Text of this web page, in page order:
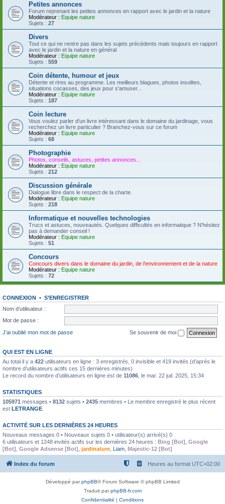
Petites annonces
Forum reprenant les petites annonces en rapport avec le jardin et la nature
Modérateur : Equipe nature
Sujets : 27
Divers
Tout ce qui ne rentre pas dans les sujets précédents mais toujours en rapport
avec le jardin et la nature en général
Modérateur : Equipe nature
Sujets : 559
Coin détente, humour et jeux
Détente et rires au programme. Les meilleurs blagues, photos insolites,
situations cocasses, des jeux pour s'amuser...
Modérateur : Equipe nature
Sujets : 187
Coin lecture
Vous voulez parler d'un livre intéressant dans le domaine du jardinage, vous
recherchez un livre particulier ? Branchez-vous sur ce forum
Modérateur : Equipe nature
Sujets : 68
Photographie
Photos, conseils, astuces, petites annonces...
Modérateur : Equipe nature
Sujets : 212
Discussion générale
Dialogue libre dans le respect de la charte.
Modérateur : Equipe nature
Sujets : 218
Informatique et nouvelles technologies
Trucs et astuces, nouveautés. Quelques difficultés en informatique ? N'hésitez
pas à demander conseil !
Modérateur : Equipe nature
Sujets : 51
Concours
Concours divers dans le domaine du jardin, de l'environnement et de la nature
Modérateur : Equipe nature
Sujets : 72
CONNEXION • S’ENREGISTRER
Nom d’utilisateur :
Mot de passe :
J’ai oublié mon mot de passe
Se souvenir de moi
QUI EST EN LIGNE
Au total il y a 422 utilisateurs en ligne : 3 enregistrés, 0 invisible et 419 invités (d’après le
nombre d’utilisateurs actifs ces 15 dernières minutes)
Le record du nombre d’utilisateurs en ligne est de 11086 , le mar. 22 juil. 2025, 15:34
STATISTIQUES
105971 messages • 8132 sujets • 2435 membres • Le membre enregistré le plus récent
est LETRANGE
ACTIVITÉ SUR LES DERNIÈRES 24 HEURES
Nouveaux messages 0 • Nouveaux sujets 0 • utilisateur(s) arrivé(s) 0
6 utilisateurs et 1248 invités actifs sur les dernières 24 heures : Bing [Bot] Google
[Bot] Google Adsense [Bot] jardinature Liam Majestic-12 [Bot]
Index du forum Heures au format UTC+02:00
Développé parphpBB® Forum Software © phpBB Limited
Traduit parphpBB-fr.com
Confidentialité | Conditions